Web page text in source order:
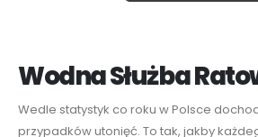
Wodna Służba
Wedle statystyk co roku w Polsce
przypadkówutonięć. To tak, jakby